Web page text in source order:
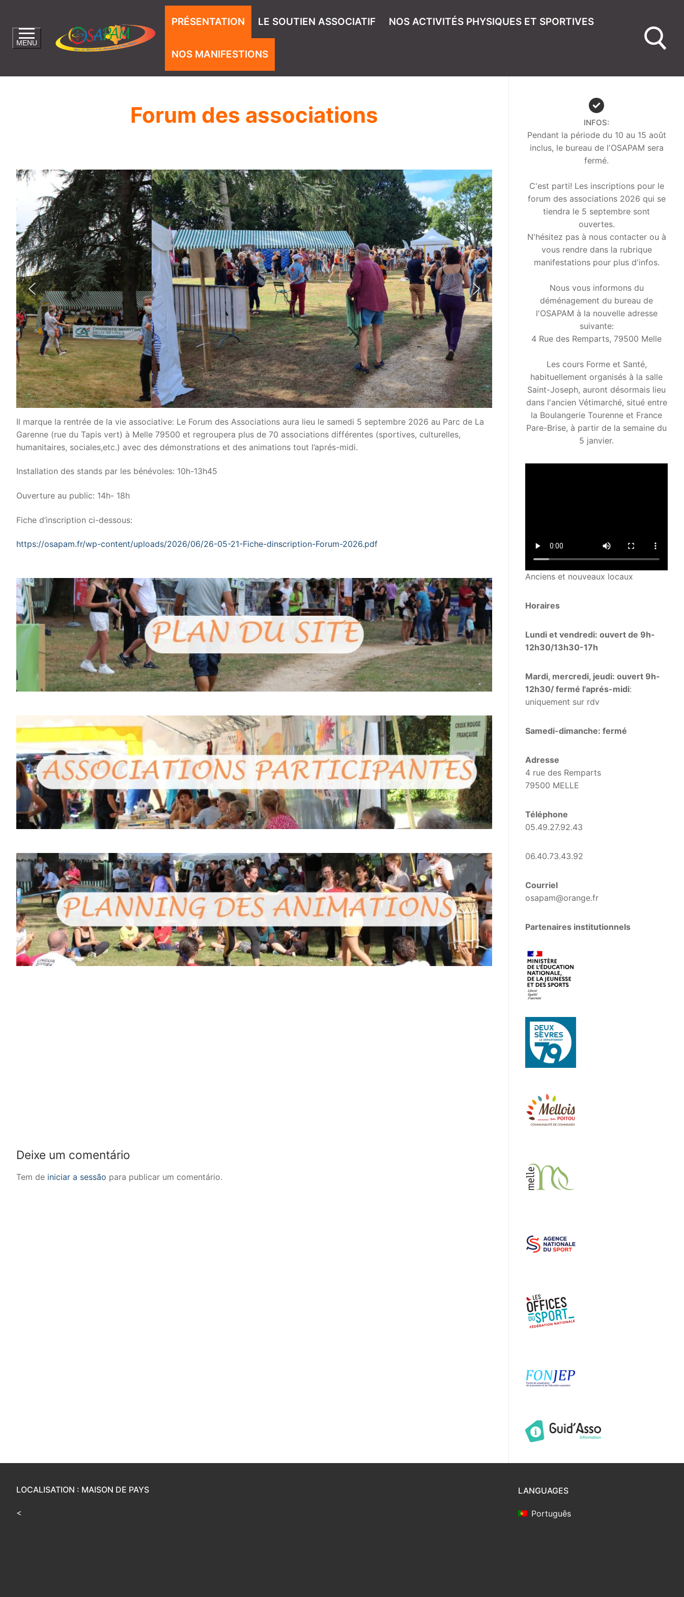
MENU
PRÉSENTATION LE SOUTIEN ASSOCIATIF NOS ACTIVITÉS PHYSIQUES ET SPORTIVES
NOS MANIFESTIONS
Forum des associations
Il marque la rentrée de la vie associative: Le Forum des Associations aura lieu le samedi 5 septembre 2026 au Parc de La
Garenne (rue du Tapis vert) à Melle 79500 et regroupera plus de 70 associations différentes (sportives, culturelles,
humanitaires, sociales,etc.) avec des démonstrations et des animations tout l’aprés-midi.
Installation des stands par les bénévoles: 10h-13h45
Ouverture au public: 14h- 18h
Fiche d’inscription ci-dessous:
https://osapam.fr/wp-content/uploads/2026/06/26-05-21-Fiche-dinscription-Forum-2026.pdf
Deixe um comentário
Tem de iniciar a sessão para publicar um comentário.
INFOS:
Pendant la période du 10 au 15 août
inclus, le bureau de l'OSAPAM sera
fermé.
C'est parti! Les inscriptions pour le
forum des associations 2026 qui se
tiendra le 5 septembre sont
ouvertes.
N'hésitez pas à nous contacter ou à
vous rendre dans la rubrique
manifestations pour plus d'infos.
Nous vous informons du
déménagement du bureau de
l'OSAPAM à la nouvelle adresse
suivante:
4 Rue des Remparts, 79500 Melle
Les cours Forme et Santé,
habituellement organisés à la salle
Saint-Joseph, auront désormais lieu
dans l'ancien Vétimarché, situé entre
la Boulangerie Tourenne et France
Pare-Brise, à partir de la semaine du
5 janvier.
Anciens et nouveaux locaux
Horaires
Lundi et vendredi: ouvert de 9h-
12h30/13h30-17h
Mardi, mercredi, jeudi: ouvert 9h-
12h30/ fermé l'aprés-midi:
uniquement sur rdv
Samedi-dimanche: fermé
Adresse
4 rue des Remparts
79500 MELLE
Téléphone
05.49.27.92.43
06.40.73.43.92
Courriel
osapam@orange.fr
Partenaires institutionnels
LOCALISATION : MAISON DE PAYS
<
LANGUAGES
Português